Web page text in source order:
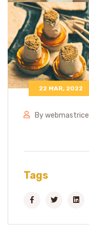
22 MAR, 2022
By webmastrice
Tags